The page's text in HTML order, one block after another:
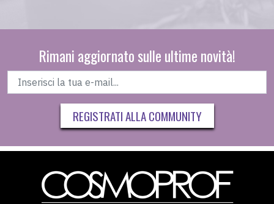
Rimani aggiornato sulle ultime novità!
REGISTRATI ALLA COMMUNITY